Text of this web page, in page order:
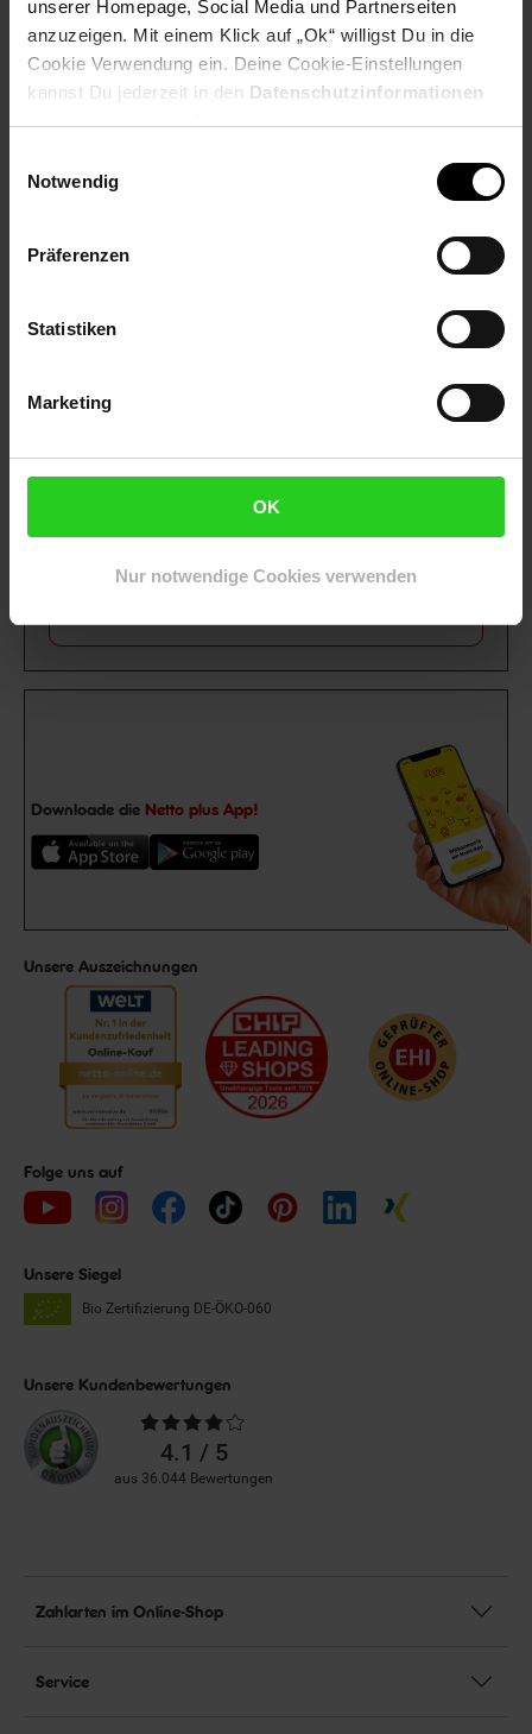
unserer Homepage, Social Media und Partnerseiten
anzuzeigen. Mit einem Klick auf „Ok“ willigst Du in die
Cookie Verwendung ein. Deine Cookie-Einstellungen
kannst Du jederzeit in den Datenschutzinformationen
Notwendig
Präferenzen
Statistiken
Marketing
OK
Nur notwendige Cookies verwenden
Selbstverständlich sind bei Netto Menschen jeder
Geschlechtsidentität willkommen.
Fußzeile
Weitere Online-Angebote
Karriere
Newsletter Anmeldung
Abonniere unserenNewsletterund sichere
15€
Downloade die Netto plus App!
Unsere Auszeichnungen
Folge uns auf
Unsere Siegel
Bio Zertifizierung DE-ÖKO-060
Unsere Kundenbewertungen
Durchschnittliche
Bewertungen4.1 / 5
aus 36.044 Bewertungen
Zahlarten im Online-Shop
Service